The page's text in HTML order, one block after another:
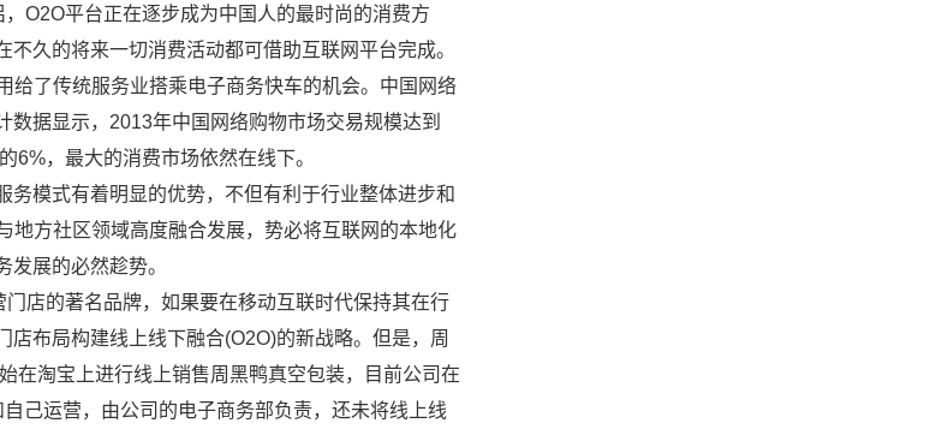
O2O平台正在逐步成为中国人的最时尚的消费方
久的将来一切消费活动都可借助互联网平台完成。
给了传统服务业搭乘电子商务快车的机会。中国网络
据显示，2013年中国网络购物市场交易规模达到
6%，最大的消费市场依然在线下。
模式有着明显的优势，不但有利于行业整体进步和
地方社区领域高度融合发展，势必将互联网的本地化
展的必然趁势。
店的著名品牌，如果要在移动互联时代保持其在行
布局构建线上线下融合(O2O)的新战略。但是，周
在淘宝上进行线上销售周黑鸭真空包装，目前公司在
己运营，由公司的电子商务部负责，还未将线上线